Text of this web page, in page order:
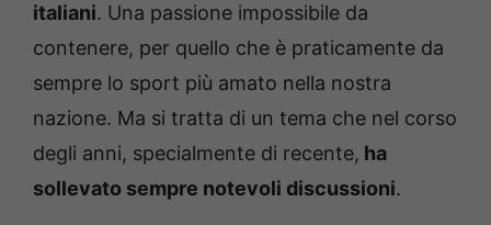
italiani. Una passione impossibile da
contenere, per quello che è praticamente da
sempre lo sport più amato nella nostra
nazione. Ma si tratta di un tema che nel corso
degli anni, specialmente di recente, ha
sollevato sempre notevoli discussioni.